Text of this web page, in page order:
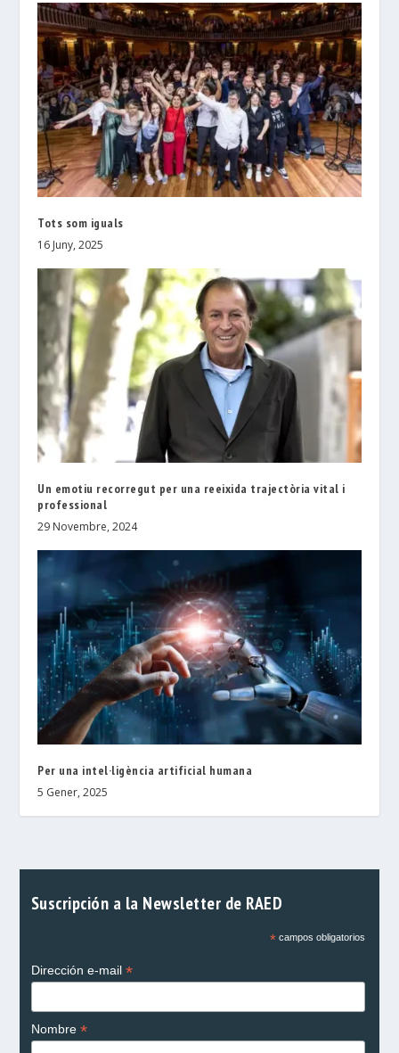
Tots som iguals
16 Juny, 2025
Un emotiu recorregut per una reeixida trajectòria vital i
professional
29 Novembre, 2024
Per una intel·ligència artificial humana
5 Gener, 2025
Suscripción a la Newsletter de RAED
*campos obligatorios
Dirección e-mail *
Nombre *